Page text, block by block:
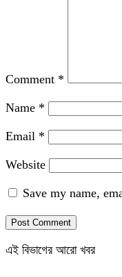
Comment *
Name *
Email *
Website
Save my name,
এই বিভাগের আরো খবর